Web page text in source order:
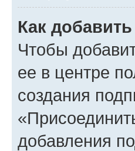
Как
Чтобы
ее в центре
создания
добавления